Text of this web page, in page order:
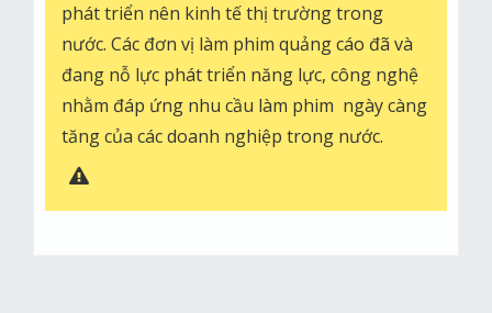
phát triển nên kinh tế thị trường trong
nước. Các đơn vị làm phim quảng cáo đã và
đang nỗ lực phát triển năng lực, công nghệ
nhằm đáp ứng nhu cầu làm phim ngày càng
tăng của các doanh nghiệp trong nước.